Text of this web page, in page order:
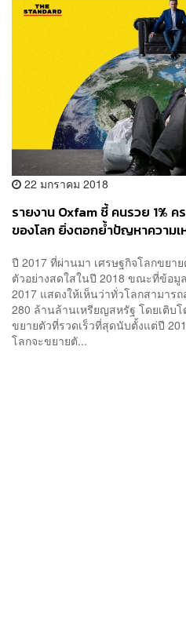
22 มกราคม 2018
รายงาน Oxfam ชี้ คนรวย 1%
ของโลก ยิ่งตอกย้ำปัญหาความเ
ปี 2017 ที่ผ่านมา เศรษฐกิจโลกขยา
ตัวอย่างสดใสในปี 2018 ขณะที่ข้อมู
2017 แสดงให้เห็นว่าทั่วโลกสามาร
280 ล้านล้านเหรียญสหรัฐ โดยเติบ
ขยายตัวที่รวดเร็วที่สุดนับตั้งแต่ปี
โลกจะขยายตั...